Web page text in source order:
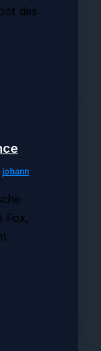
des
johann
Fox,